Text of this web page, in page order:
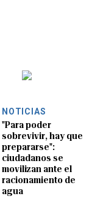
NOTICIAS
"Para poder
sobrevivir, hay que
prepararse":
ciudadanos se
movilizan ante el
racionamiento de
agua